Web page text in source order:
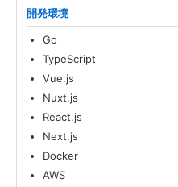
開発環境
Go
TypeScript
Vue.js
Nuxt.js
React.js
Next.js
Docker
AWS